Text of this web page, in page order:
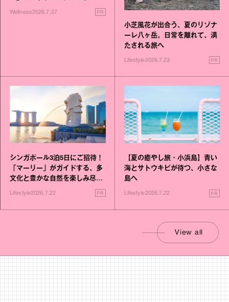
いこと毎日》シリーズが誕生
Wellness2026.7.27 PR
小芝風花が出合う、夏のリゾナ
ーレ八ヶ岳。日常を離れて、満
たされる旅へ
Lifestyle2026.7.23 PR
シンガポール3泊5日にご招待！
「マーリー」がガイドする、多
文化と豊かな自然を楽しみ尽く
Lifestyle2026.7.22 PR
【夏の癒やし旅・小浜島】青い
海とサトウキビが待つ、小さな
島へ
Lifestyle2026.7.22 PR
View all